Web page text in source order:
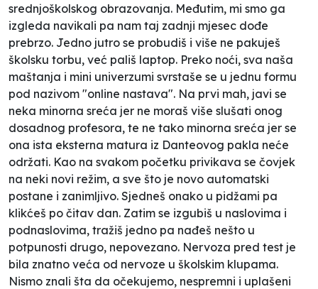
srednjoškolskog obrazovanja. Međutim, mi smo ga
izgleda navikali pa nam taj zadnji mjesec dođe
prebrzo. Jedno jutro se probudiš i više ne pakuješ
školsku torbu, već pališ laptop. Preko noći, sva naša
maštanja i mini univerzumi svrstaše se u jednu formu
pod nazivom "online nastava". Na prvi mah, javi se
neka minorna sreća jer ne moraš više slušati onog
dosadnog profesora, te ne tako minorna sreća jer se
ona ista eksterna matura iz Danteovog pakla neće
održati. Kao na svakom početku privikava se čovjek
na neki novi režim, a sve što je novo automatski
postane i zanimljivo. Sjedneš onako u pidžami pa
klikćeš po čitav dan. Zatim se izgubiš u naslovima i
podnaslovima, tražiš jedno pa nađeš nešto u
potpunosti drugo, nepovezano. Nervoza pred test je
bila znatno veća od nervoze u školskim klupama.
Nismo znali šta da očekujemo, nespremni i uplašeni